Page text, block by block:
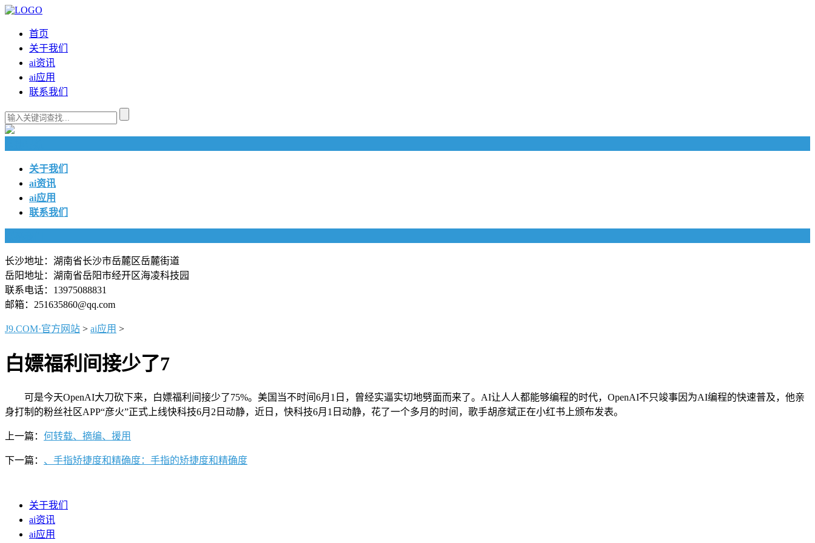
首页
关于我们
ai资讯
ai应用
联系我们
关于我们
ai资讯
ai应用
联系我们
长沙地址：湖南省长沙市岳麓区岳麓街道
岳阳地址：湖南省岳阳市经开区海凌科技园
联系电话：13975088831
邮箱：251635860@qq.com
J9.COM·官方网站 > ai应用 >
白嫖福利间接少了7
可是今天OpenAI大刀砍下来，白嫖福利间接少了75%。美国当不时间6月1日，曾经实逼实切地劈面而来了。AI让人人都能够编程的时代，OpenAI不只竣事因为AI编程的快速普及，他亲
身打制的粉丝社区APP“彦火”正式上线快科技6月2日动静，近日，快科技6月1日动静，花了一个多月的时间，歌手胡彦斌正在小红书上颁布发表。
上一篇： 何转载、摘编、援用
下一篇： 、手指矫捷度和精确度：手指的矫捷度和精确度
关于我们
ai资讯
ai应用